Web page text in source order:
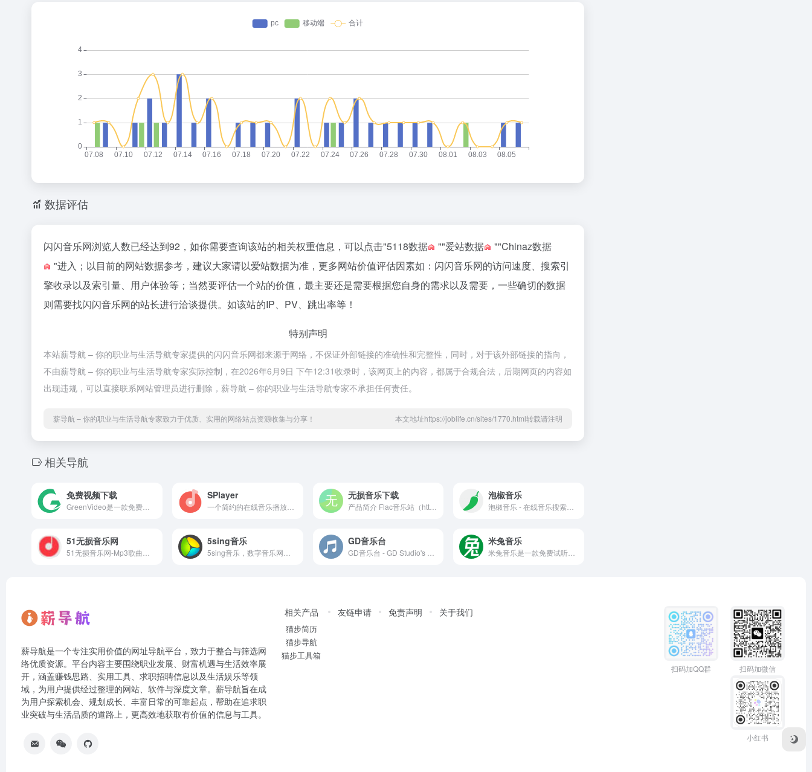
o
数据评估
闪闪音乐网浏览人数已经达到92，如你需要查询该站的相关权重信息，可以点击"5118数据 ""爱站数据 ""Chinaz数据
"进入；以目前的网站数据参考，建议大家请以爱站数据为准，更多网站价值评估因素如：闪闪音乐网的访问速度、搜索引
擎收录以及索引量、用户体验等；当然要评估一个站的价值，最主要还是需要根据您自身的需求以及需要，一些确切的数据
则需要找闪闪音乐网的站长进行洽谈提供。如该站的IP、PV、跳出率等！
特别声明
本站薪导航 – 你的职业与生活导航专家提供的闪闪音乐网都来源于网络，不保证外部链接的准确性和完整性，同时，对于该外部链接的指向，
不由薪导航 – 你的职业与生活导航专家实际控制，在2026年6月9日 下午12:31收录时，该网页上的内容，都属于合规合法，后期网页的内容如
出现违规，可以直接联系网站管理员进行删除，薪导航 – 你的职业与生活导航专家不承担任何责任。
薪导航 – 你的职业与生活导航专家致力于优质、实用的网络站点资源收集与分享！ 本文地址https://joblife.cn/sites/1770.html转载请注明
相关导航
免费视频下载 SPlayer
一个简约的在线音乐播放器，具有音乐搜索、播放、每日推荐、私人FM、歌词显示、歌曲评论、网易云登录与云盘等功能, 而且新增了解灰功能, 接触无法播放的灰色歌曲或者VIP歌曲
无损音乐下载
产品简介 Flac音乐站（https://flac.musi...
泡椒音乐
51无损音乐网 5sing音乐 GD音乐台 米兔音乐
薪导航是一个专注实用价值的网址导航平台，致力于整合与筛选网
络优质资源。平台内容主要围绕职业发展、财富机遇与生活效率展
开，涵盖赚钱思路、实用工具、求职招聘信息以及生活娱乐等领
域，为用户提供经过整理的网站、软件与深度文章。薪导航旨在成
为用户探索机会、规划成长、丰富日常的可靠起点，帮助在追求职
业突破与生活品质的道路上，更高效地获取有价值的信息与工具。
相关产品
猫步简历
猫步导航
猫步工具箱
友链申请 免责声明 关于我们
扫码加QQ群 扫码加微信
小红书